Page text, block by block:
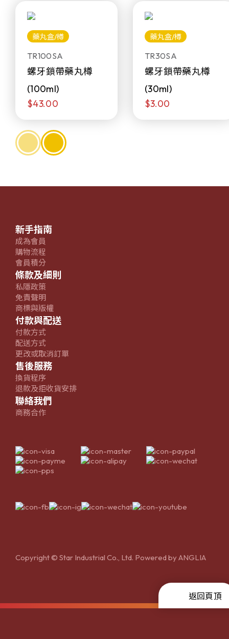
藥丸盒/樽
TR100SA
螺牙鎖帶藥丸樽
(100ml)
$43.00
藥丸盒/樽
TR30SA
螺牙鎖帶藥丸樽
(30ml)
$3.00
新手指南
成為會員
購物流程
會員積分
條款及細則
私隱政策
免責聲明
商標與版權
付款與配送
付款方式
配送方式
更改或取消訂單
售後服務
換貨程序
退款及拒收貨安排
聯絡我們
商務合作
Copyright © Star Industrial Co., Ltd. Powered byANGLIA
返回頁頂